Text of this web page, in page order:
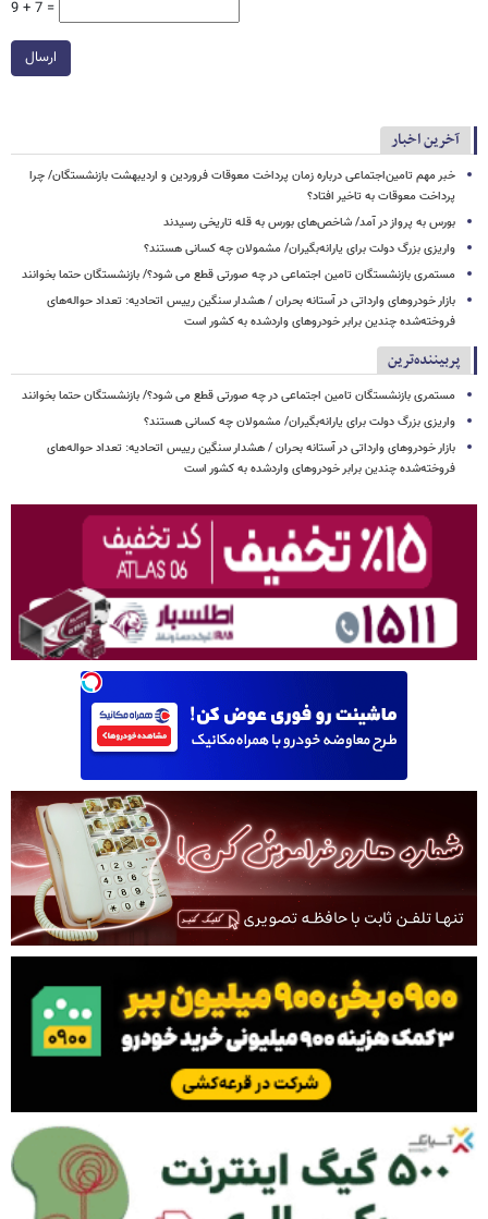
9 + 7 =
ارسال
آخرین اخبار
خبر مهم تامین‌اجتماعی درباره زمان پرداخت معوقات فروردین و اردیبهشت بازنشستگان/ چرا
پرداخت معوقات به تاخیر افتاد؟
بورس به پرواز در آمد/ شاخص‌های بورس به قله تاریخی رسیدند
واریزی بزرگ دولت برای یارانه‌بگیران/ مشمولان چه کسانی هستند؟
مستمری بازنشستگان تامین اجتماعی در چه صورتی قطع می شود؟/ بازنشستگان حتما بخوانند
بازار خودروهای وارداتی در آستانه بحران / هشدار سنگین رییس اتحادیه: تعداد حواله‌های
فروخته‌شده چندین برابر خودروهای واردشده به کشور است
پربیننده‌ترین
مستمری بازنشستگان تامین اجتماعی در چه صورتی قطع می شود؟/ بازنشستگان حتما بخوانند
واریزی بزرگ دولت برای یارانه‌بگیران/ مشمولان چه کسانی هستند؟
بازار خودروهای وارداتی در آستانه بحران / هشدار سنگین رییس اتحادیه: تعداد حواله‌های
فروخته‌شده چندین برابر خودروهای واردشده به کشور است